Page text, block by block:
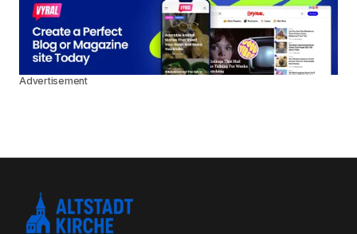
Advertisement